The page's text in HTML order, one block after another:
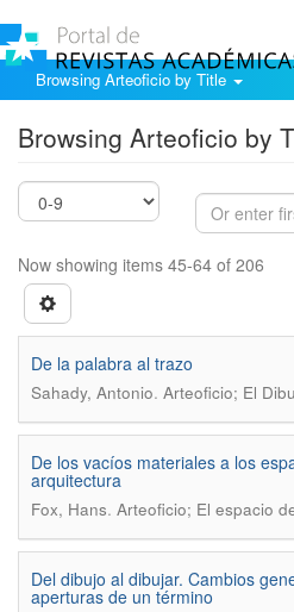
Browsing Arteoficio by Title
Browsing Arteoficio by
Now showing items 45-64 of 206
De la palabra al trazo
Sahady, Antonio. Arteoficio; El
De los vacíos materiales a los
arquitectura
Fox, Hans. Arteoficio; El espacio
Del dibujo al dibujar. Cambios
aperturas de un término